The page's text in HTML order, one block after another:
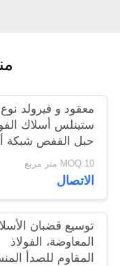
سياسة
الخصوصية
معقود و فيرولد نوع
ستينلس أسلاك
حبل القفص شبكة
زو المشروع
MOQ:10 متر مربع
الاتصال
توسيع قضبان
المعاوضة، الفولاذ
المقاوم للصدأ